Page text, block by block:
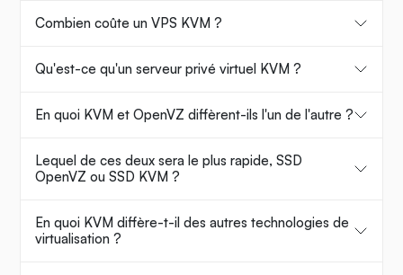
Combien coûte un VPS KVM ?
Qu'est-ce qu'un serveur privé virtuel KVM ?
En quoi KVM et OpenVZ diffèrent-ils l'un de l'autre ?
Lequel de ces deux sera le plus rapide, SSD
OpenVZ ou SSD KVM ?
En quoi KVM diffère-t-il des autres technologies de
virtualisation ?